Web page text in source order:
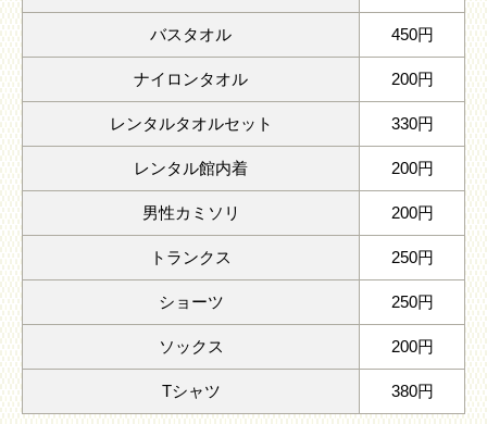
バスタオル 450円
ナイロンタオル 200円
レンタルタオルセット 330円
レンタル館内着 200円
男性カミソリ 200円
トランクス 250円
ショーツ 250円
ソックス 200円
Tシャツ 380円